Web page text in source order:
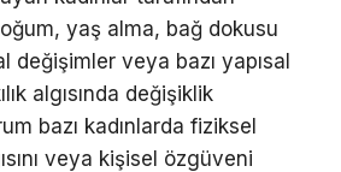
yaş alma, bağ dokusu
değişimler veya bazı yapısal
algısında değişiklik
bazı kadınlarda fiziksel
veya kişisel özgüveni